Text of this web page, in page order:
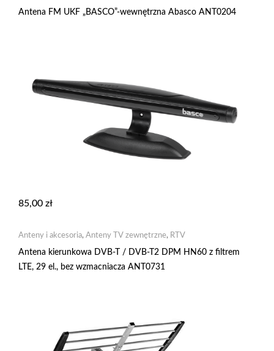
Antena FM UKF „BASCO”-wewnętrzna Abasco ANT0204
85,00 zł
Anteny i akcesoria, Anteny TV zewnętrzne, RTV
Antena kierunkowa DVB-T / DVB-T2 DPM HN60 z filtrem
LTE, 29 el., bez wzmacniacza ANT0731